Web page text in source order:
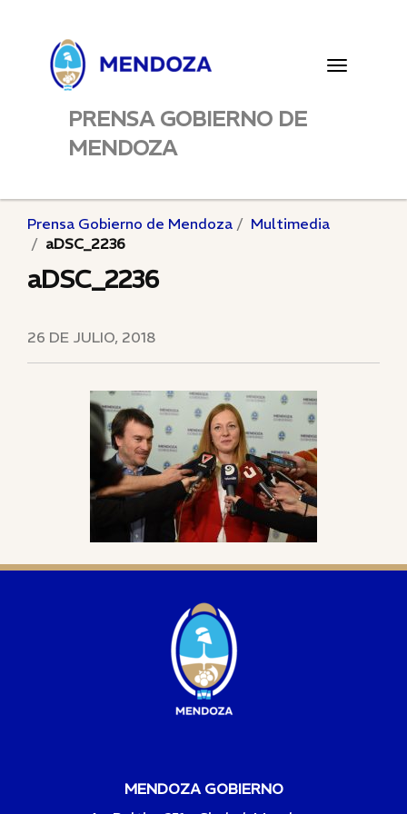
Toggle
PRENSA GOBIERNO DE
MENDOZA
Prensa Gobierno de Mendoza
Multimedia
aDSC_2236
aDSC_2236
26 DE JULIO, 2018
MENDOZA GOBIERNO